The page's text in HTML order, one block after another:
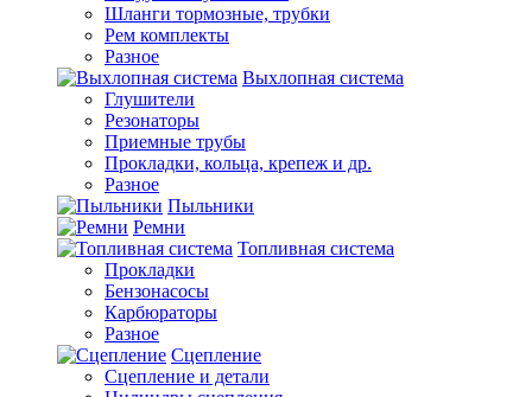
Шланги тормозные, трубки
Рем комплекты
Разное
Выхлопная система
Глушители
Резонаторы
Приемные трубы
Прокладки, кольца, крепеж и др.
Разное
Пыльники
Ремни
Топливная система
Прокладки
Бензонасосы
Карбюраторы
Разное
Сцепление
Сцепление и детали